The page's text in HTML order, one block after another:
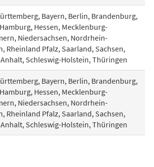
Bayern, Berlin, Brandenburg,
Hessen, Mecklenburg-
Niedersachsen, Nordrhein-
Rheinland Pfalz, Saarland, Sachsen,
Schleswig-Holstein, Thüringen
Bayern, Berlin, Brandenburg,
Hessen, Mecklenburg-
Niedersachsen, Nordrhein-
Rheinland Pfalz, Saarland, Sachsen,
Schleswig-Holstein, Thüringen